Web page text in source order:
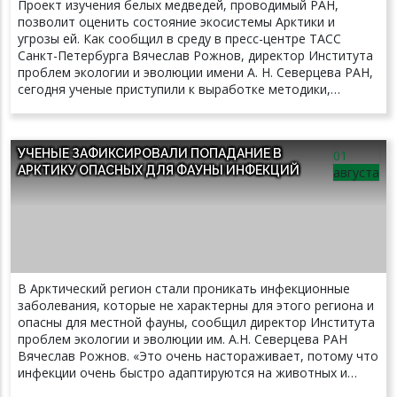
данных (ГИС на основе данных спутниковых ошейников и
информации, полученной с автоматических фото- и
видеорегистраторов, гормональных и молекулярно-
генетических исследований) и примеры полученных
результатов. Авторы монографии: Рожнов В.В.,
Ячменникова А.А., Найденко С.В., Эрнандес-Бланко Х.А.,
А.Б., Пшегусов Р.Х., Магомедов М.-Р.Д. Скачать
монографию можно по ссылке.
Проект изучения белых медведей, проводимый РАН,
позволит оценить состояние экосистемы Арктики и
угрозы ей. Как сообщил в среду в пресс-центре ТАСС
Санкт-Петербурга Вячеслав Рожнов, директор Института
проблем экологии и эволюции имени А. Н. Северцева РАН,
сегодня ученые приступили к выработке методики,
с другими составляющими арктической экосистемы.
"Стоящая перед нами задача в том, чтобы найти
коррелянты (параметры взаимосвязи), показывающие
связь между состоянием экосистем и животными,
перемещение животных. Также в институте по итогам
экспедиции проводятся гормональные, генетические,
изотопные и другие исследования, которые позволяют
понять, чем питается медведь, как адаптируется в
изменениям климата. В последние годы удалось получить
много новых сведений. Так, были получены данные о
росте чукотско-аляскинской популяции. Последняя
01
августа
УЧЕНЫЕ ЗАФИКСИРОВАЛИ ПОПАДАНИЕ В
АРКТИКУ ОПАСНЫХ ДЛЯ ФАУНЫ ИНФЕКЦИЙ
В Арктический регион стали проникать инфекционные
заболевания, которые не характерны для этого региона и
опасны для местной фауны, сообщил директор Института
проблем экологии и эволюции им. А.Н. Северцева РАН
Вячеслав Рожнов. «Это очень настораживает, потому что
инфекции очень быстро адаптируются на животных и